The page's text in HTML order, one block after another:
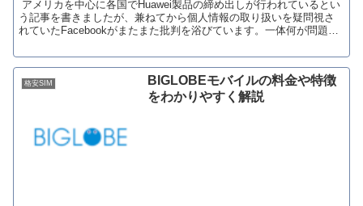
アメリカを中心に各国でHuawei製品の締め出しが行われているとい
う記事を書きましたが、兼ねてから個人情報の取り扱いを疑問視さ
れていたFacebookがまたまた批判を浴びています。一体何が問題な
格安SIM
BIGLOBEモバイルの料金や特徴
をわかりやすく解説